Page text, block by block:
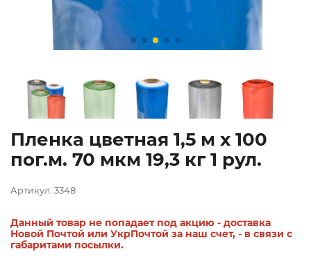
Пленка цветная 1,5 м х 100
пог.м. 70 мкм 19,3 кг 1 рул.
Артикул: 3348
Данный товар не попадает под акцию - доставка
Новой Почтой или УкрПочтой за наш счет, - в связи с
габаритами посылки.